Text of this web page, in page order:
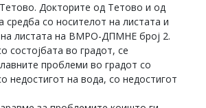
Докторите од Тетово и од
средба со носителот на листата и
на листата на ВМРО-ДПМНЕ број 2.
состојбата во градот, се
проблеми во градот со
недостигот на вода, со недостигот